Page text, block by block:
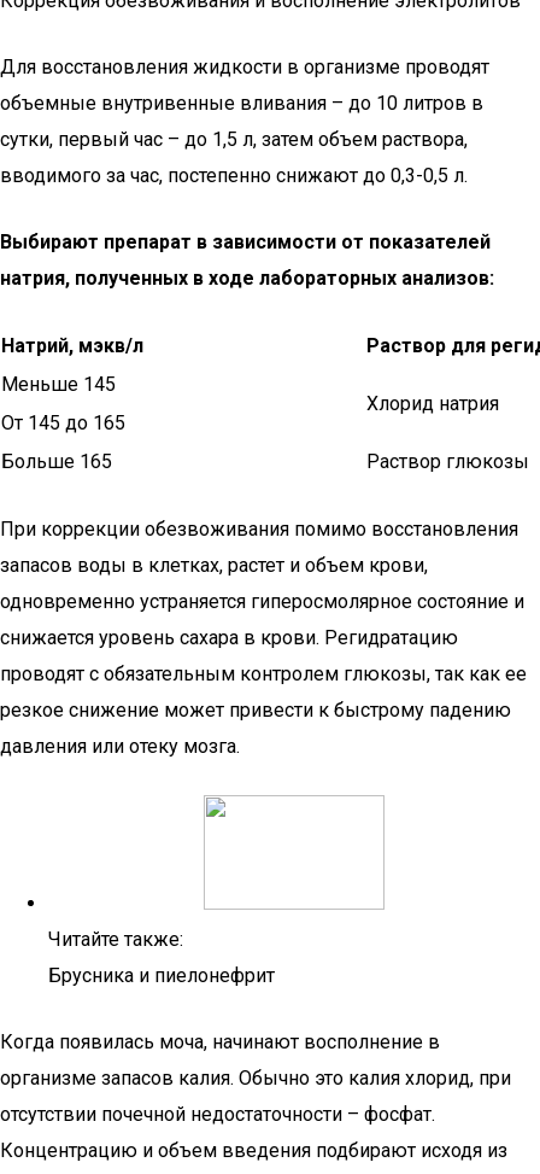
Для восстановления жидкости в организме проводят
объемные внутривенные вливания – до 10 литров в
сутки, первый час – до 1,5 л, затем объем раствора,
вводимого за час, постепенно снижают до 0,3-0,5 л.
Выбирают препарат в зависимости от показателей
натрия, полученных в ходе лабораторных анализов:
Натрий, мэкв/л
Раствор для
Меньше 145
Хлорид натрия
От 145 до 165
Больше 165
Раствор глюкозы
При коррекции обезвоживания помимо восстановления
запасов воды в клетках, растет и объем крови,
одновременно устраняется гиперосмолярное состояние и
снижается уровень сахара в крови. Регидратацию
проводят с обязательным контролем глюкозы, так как ее
резкое снижение может привести к быстрому падению
давления или отеку мозга.
Читайте также:
Брусника и пиелонефрит
Когда появилась моча, начинают восполнение в
организме запасов калия. Обычно это калия хлорид, при
отсутствии почечной недостаточности – фосфат.
Концентрацию и объем введения подбирают исходя из